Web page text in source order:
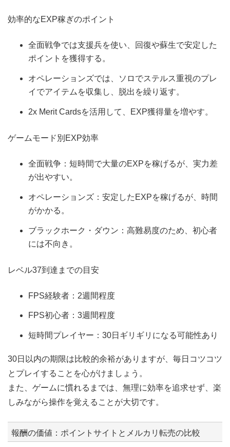
効率的なEXP稼ぎのポイント
全面戦争では支援兵を使い、回復や蘇生で安定した
ポイントを獲得する。
オペレーションズでは、ソロでステルス重視のプレ
イでアイテムを収集し、脱出を繰り返す。
2x Merit Cardsを活用して、EXP獲得量を増やす。
ゲームモード別EXP効率
全面戦争：短時間で大量のEXPを稼げるが、実力差
が出やすい。
オペレーションズ：安定したEXPを稼げるが、時間
がかかる。
ブラックホーク・ダウン：高難易度のため、初心者
には不向き。
レベル37到達までの目安
FPS経験者：2週間程度
FPS初心者：3週間程度
短時間プレイヤー：30日ギリギリになる可能性あり
30日以内の期限は比較的余裕がありますが、毎日コツコツ
とプレイすることを心がけましょう。
また、ゲームに慣れるまでは、無理に効率を追求せず、楽
しみながら操作を覚えることが大切です。
報酬の価値：ポイントサイトとメルカリ転売の比較